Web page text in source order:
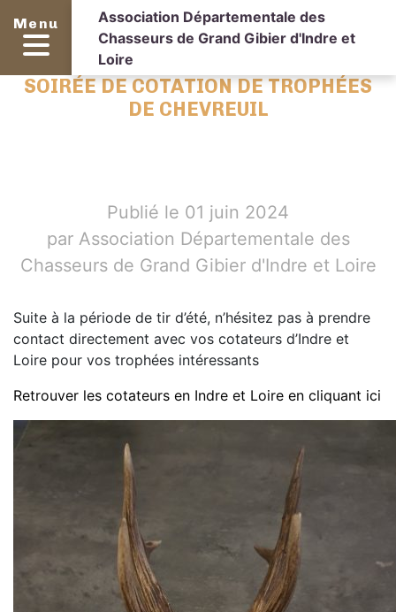
Menu
Association Départementale des
Chasseurs de Grand Gibier d'Indre et
Loire
SOIRÉE DE COTATION DE TROPHÉES
DE CHEVREUIL
Publié le 01 juin 2024
par Association Départementale des
Chasseurs de Grand Gibier d'Indre et Loire
Suite à la période de tir d’été, n’hésitez pas à prendre
contact directement avec vos cotateurs d’Indre et
Loire pour vos trophées intéressants
Retrouver les cotateurs en Indre et Loire en cliquant ici